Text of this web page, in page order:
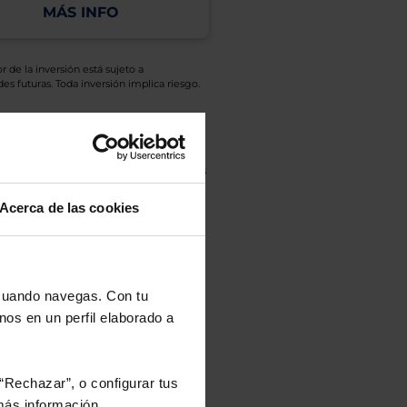
Acerca de las cookies
navegas. Con tu
en un perfil elaborado a
o configurar tus
MÁS INFO
de la inversión está sujeto a
futuras. Toda inversión implica riesgo.
Inversión, así como la Sociedad
y el documento de datos fundamentales
de Valor Liquidativo de la sesión
en la divisa Euro.